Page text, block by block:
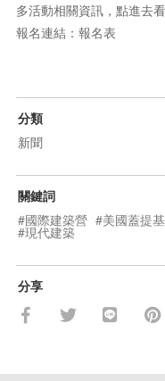
多活動相關資訊，點進去看
報名連結： 報名表
分類
新聞
關鍵詞
#國際建築營 #美國蓋提
#現代建築
分享